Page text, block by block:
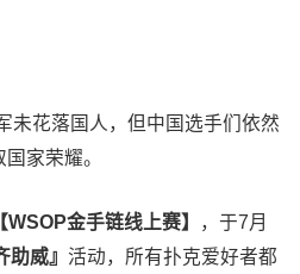
未花落国人，但中国选手们依然
家荣耀。
【WSOP金手链线上赛】
，于7月
助威』 活动，所有扑克爱好者都